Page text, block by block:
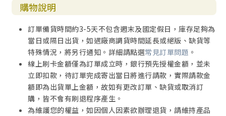
購物說明
訂單備貨時間約3-5天不包含週末及國定假日，庫存足夠為
當日或隔日出貨，如遇廠商調貨時間延長或絕版、缺貨等
特殊情況，將另行通知。詳細請點選常見訂單問題 。
線上刷卡金額僅為訂單成立時，銀行預先授權金額，並未
立即扣款，待訂單完成寄出當日將進行請款，實際請款金
額即為出貨單上金額，故如有更改訂單、缺貨或取消訂
購，皆不會有刷退程序產生。
為維護您的權益，如因個人因素欲辦理退貨，請維持產品